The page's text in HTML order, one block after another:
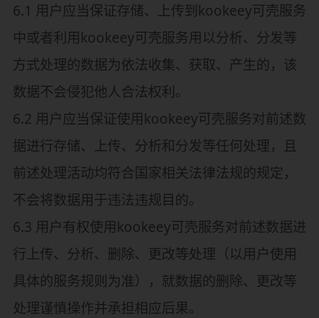
6.1 用户应当保证存储、上传到kookeey可壳服务
中或者利用kookeey可壳服务用以分析、分发等
方式处理的数据为依法收集、获取、产生的，该
数据不会侵犯他人合法权利。
6.2 用户应当保证使用kookeey可壳服务对前述数
据进行存储、上传、分析和分发等任何处理，且
前述处理活动均符合国家相关法律法规的规定，
不会将数据用于违法违规目的。
6.3 用户有权使用kookeey可壳服务对前述数据进
行上传、分析、删除、更改等处理（以用户使用
具体的服务规则为准），就数据的删除、更改等
处理谨慎操作并承担相应后果。